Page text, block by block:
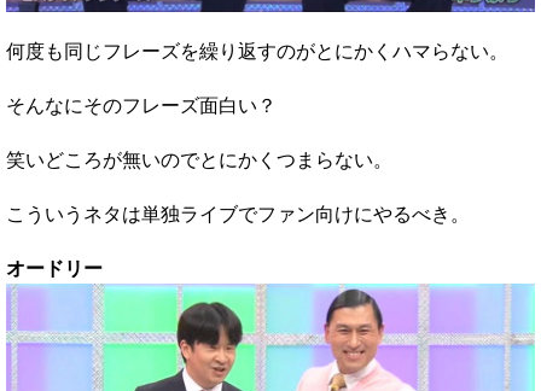
何度も同じフレーズを繰り返すのがとにかくハマらない。
そんなにそのフレーズ面白い？
笑いどころが無いのでとにかくつまらない。
こういうネタは単独ライブでファン向けにやるべき。
オードリー